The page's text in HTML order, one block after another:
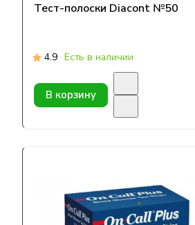
Тест-полоски Diacont №50
4.9 Есть в наличии
В корзину